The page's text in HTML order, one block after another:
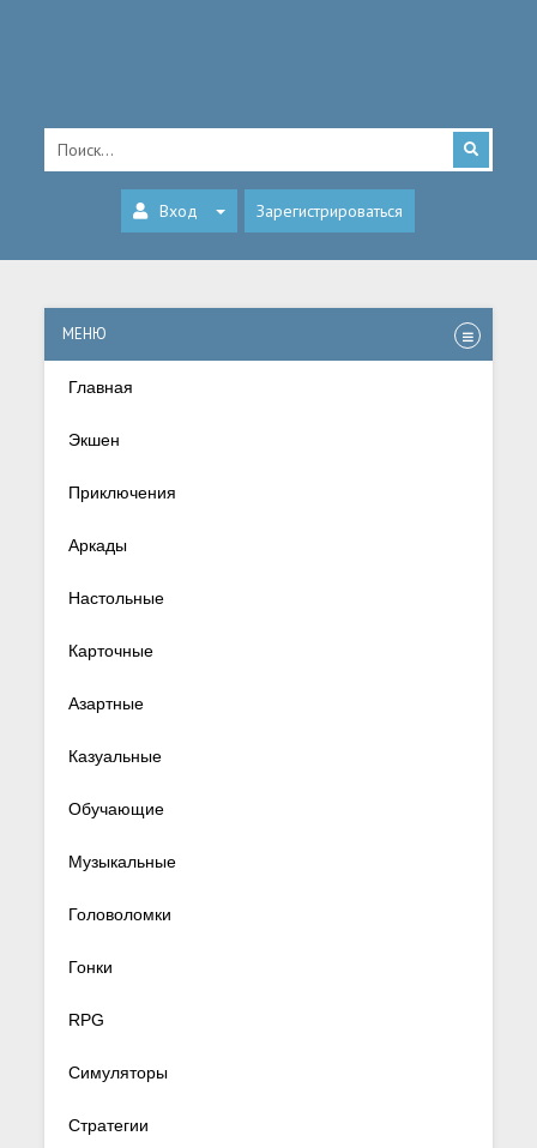
Вход Зарегистрироваться
МЕНЮ
Главная
Экшен
Приключения
Аркады
Настольные
Карточные
Азартные
Казуальные
Обучающие
Музыкальные
Головоломки
Гонки
RPG
Симуляторы
Стратегии